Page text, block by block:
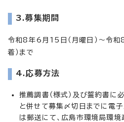
3.募集期間
令和8年6月15日（月曜日）～令
着）まで
4.応募方法
推薦調書（様式）及び誓約書に
と併せて募集〆切日までに電子
は郵送にて、広島市環境局環